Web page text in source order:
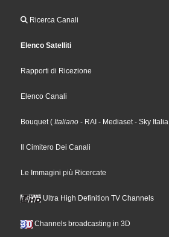
Ricerca Canali
Elenco Satelliti
Rapporti di Ricezione
Elenco Canali
Bouquet( Italiano - RAI - Mediaset- Sky Italia
Il Cimitero Dei Canali
Le Immagini più Ricercate
Ultra High Definition TV Channels
Channels broadcasting in 3D